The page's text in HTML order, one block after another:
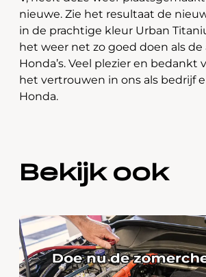
nieuwe. Zie het resultaat de
in de prachtige kleur Urban
het weer net zo goed doen als de
Honda’s. Veel plezier en bedankt
het vertrouwen in ons als bedrijf
Honda.
Bekijk ook